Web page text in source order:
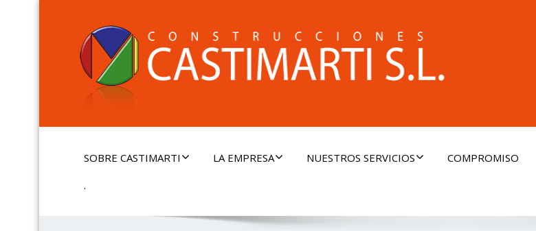
SOBRE CASTIMARTI LA EMPRESA NUESTROS SERVICIOS COMPROMISO
.